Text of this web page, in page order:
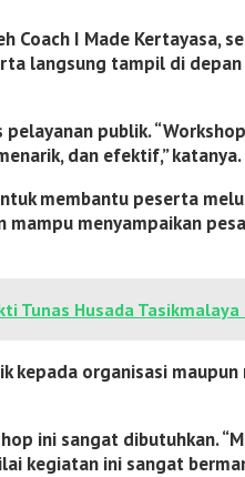
I Made Kertayasa,
langsung tampil di
publik.
dan efektif,” katanya.
membantu peserta
menyampaikan
Tunas Husada
organisasi
ini sangat dibutuhkan.
kegiatan ini sangat